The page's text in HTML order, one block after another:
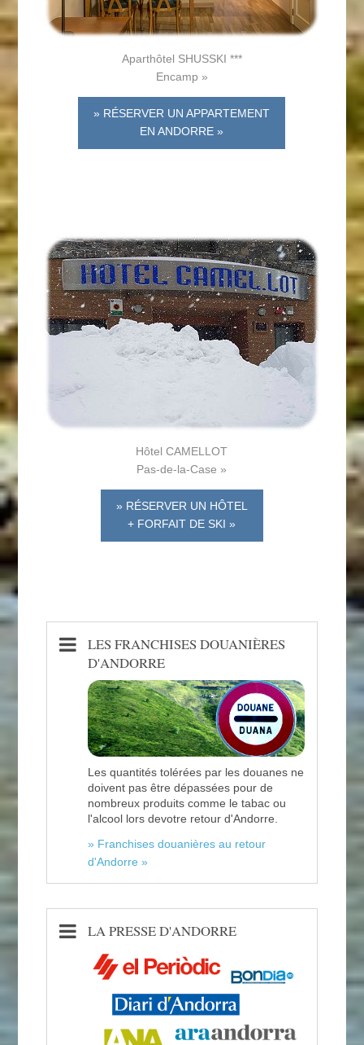
Aparthôtel SHUSSKI ***
Encamp »
» RÉSERVER UN APPARTEMENT
EN ANDORRE »
Hôtel CAMELLOT
Pas-de-la-Case »
» RÉSERVER UN HÔTEL
+ FORFAIT DE SKI »
LES FRANCHISES DOUANIÈRES
D'ANDORRE
Les quantités tolérées par les douanes ne
doivent pas être dépassées pour de
nombreux produits comme le tabac ou
l'alcool lors devotre retour d'Andorre.
» Franchises douanières au retour
d'Andorre »
LA PRESSE D'ANDORRE